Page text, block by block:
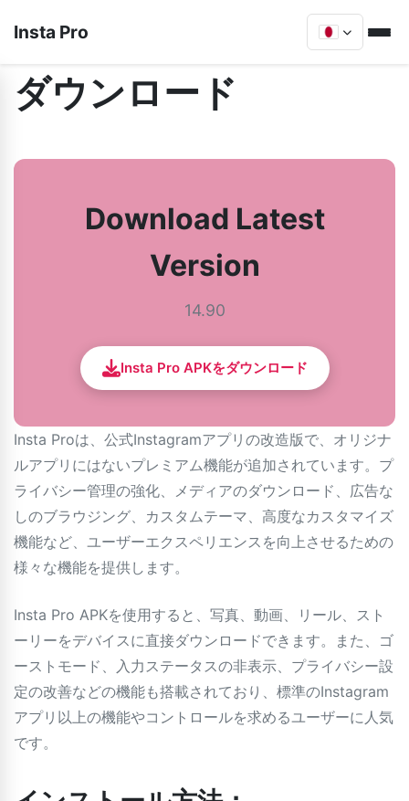
Insta Pro
ダウンロード
Download Latest
Version
14.90
Insta Pro APKをダウンロード
Insta Proは、公式Instagramアプリの改造版で、オリジナ
ルアプリにはないプレミアム機能が追加されています。プ
ライバシー管理の強化、メディアのダウンロード、広告な
しのブラウジング、カスタムテーマ、高度なカスタマイズ
機能など、ユーザーエクスペリエンスを向上させるための
様々な機能を提供します。
Insta Pro APKを使用すると、写真、動画、リール、スト
ーリーをデバイスに直接ダウンロードできます。また、ゴ
ーストモード、入力ステータスの非表示、プライバシー設
定の改善などの機能も搭載されており、標準のInstagram
アプリ以上の機能やコントロールを求めるユーザーに人気
です。